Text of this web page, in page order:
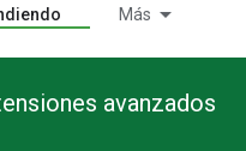
Más
avanzados